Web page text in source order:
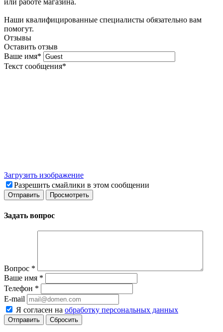
или работе магазина.
Наши квалифицированные специалисты обязательно вам
помогут.
Отзывы
Оставить отзыв
Ваше имя*
Текст сообщения*
Загрузить изображение
Разрешить смайлики в этом сообщении
Задать вопрос
Вопрос *
Ваше имя *
Телефон *
E-mail
Я согласен на обработку персональных данных
Сбросить